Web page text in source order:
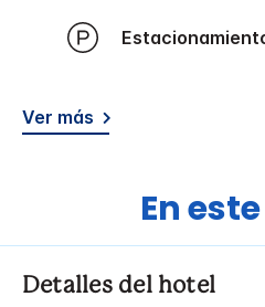
Ver más
En
Detalles del hotel